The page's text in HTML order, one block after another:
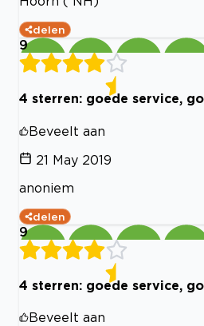
delen
9
4 sterren: goede service,
Beveelt aan
21 May 2019
anoniem
delen
9
4 sterren: goede service,
Beveelt aan